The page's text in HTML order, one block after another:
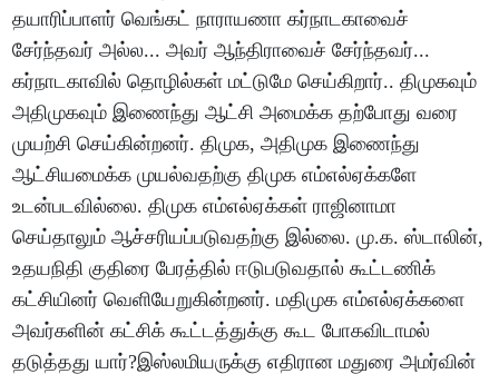
தயாரிப்பாளர் வெங்கட் நாராயணா கர்நாடகாவைச்
சேர்ந்தவர் அல்ல... அவர் ஆந்திராவைச் சேர்ந்தவர்...
கர்நாடகாவில் தொழில்கள் மட்டுமே செய்கிறார்.. திமுகவும்
அதிமுகவும் இணைந்து ஆட்சி அமைக்க தற்போது வரை
முயற்சி செய்கின்றனர். திமுக, அதிமுக இணைந்து
ஆட்சியமைக்க முயல்வதற்கு திமுக எம்எல்ஏக்களே
உடன்படவில்லை. திமுக எம்எல்ஏக்கள் ராஜினாமா
செய்தாலும் ஆச்சரியப்படுவதற்கு இல்லை. மு.க. ஸ்டாலின்,
உதயநிதி குதிரை பேரத்தில் ஈடுபடுவதால் கூட்டணிக்
கட்சியினர் வெளியேறுகின்றனர். மதிமுக எம்எல்ஏக்களை
அவர்களின் கட்சிக் கூட்டத்துக்கு கூட போகவிடாமல்
தடுத்தது யார்?இஸ்லமியருக்கு எதிரான மதுரை அமர்வின்